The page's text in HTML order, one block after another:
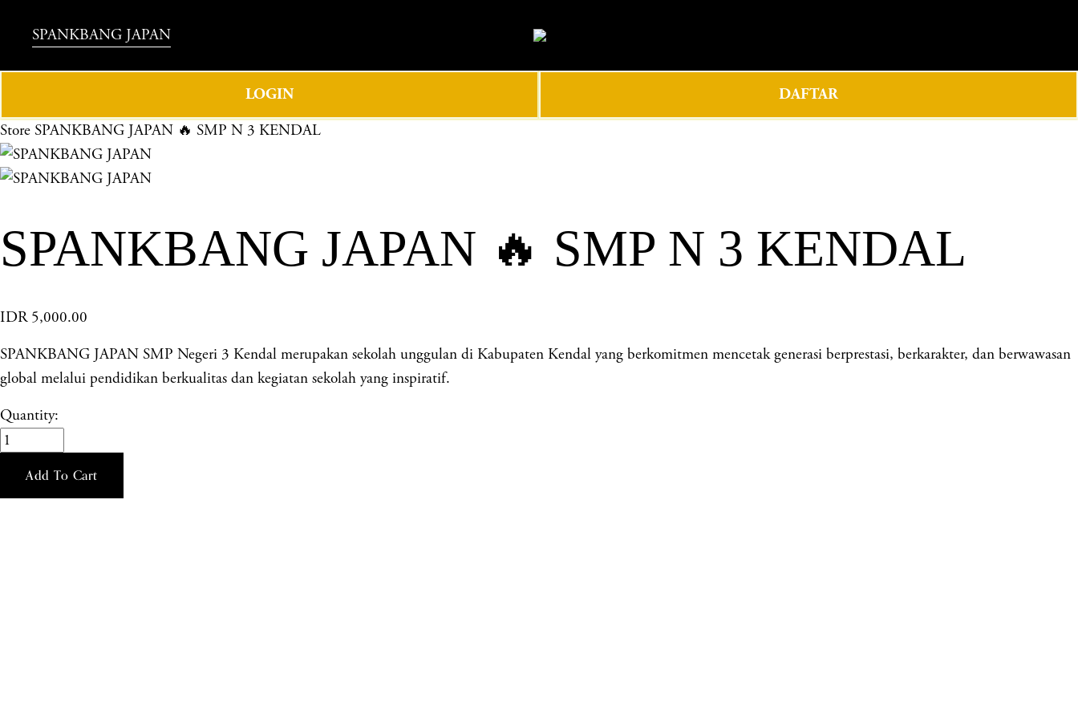
SPANKBANG JAPAN
LOGIN DAFTAR
Store SPANKBANG JAPAN 🔥 SMP N 3 KENDAL
SPANKBANG JAPAN 🔥 SMP N 3 KENDAL
IDR 5,000.00
SPANKBANG JAPAN SMP Negeri 3 Kendal merupakan sekolah unggulan di Kabupaten Kendal yang berkomitmen mencetak generasi berprestasi, berkarakter, dan berwawasan
global melalui pendidikan berkualitas dan kegiatan sekolah yang inspiratif.
Quantity:
Add To Cart